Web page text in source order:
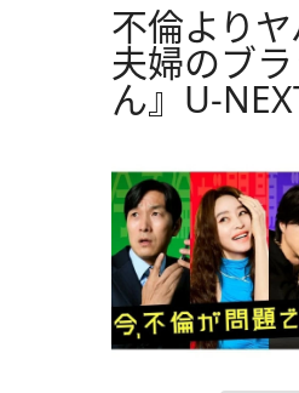
不倫より
夫婦のブ
ん』U-